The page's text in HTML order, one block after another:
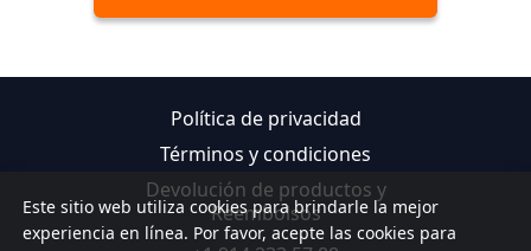
Este sitio web utiliza cookies para brindarle la mejor
experiencia en línea. Por favor, acepte las cookies para
Política de privacidad
Términos y condiciones
Devolución de productos y
Reembolsos